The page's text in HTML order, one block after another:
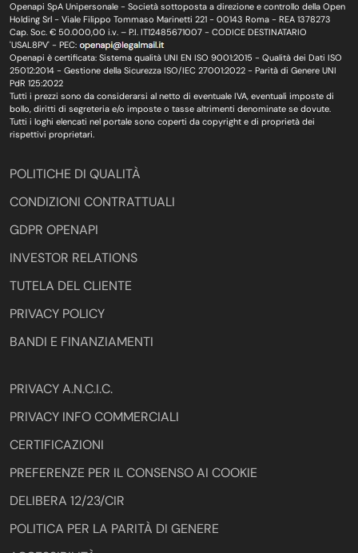
Openapi SpA Unipersonale - Società sottoposta a direzione e controllo della Open
Holding Srl - Viale Filippo Tommaso Marinetti 221 - 00143 Roma - REA 1378273
Cap. Soc. € 50.000,00 i.v. – P.I. IT12485671007 - CODICE DESTINATARIO
'USAL8PV' - PEC:
Openapi è certificata: Sistema qualità UNI EN ISO 9001:2015 - Qualità dei Dati ISO
25012:2014 - Gestione della Sicurezza ISO/IEC 27001:2022 - Parità di Genere UNI
PdR 125:2022
Tutti i prezzi sono da considerarsi al netto di eventuale IVA, eventuali imposte di
bollo, diritti di segreteria e/o imposte o tasse altrimenti denominate se dovute.
Tutti i loghi elencati nel portale sono coperti da copyright e di proprietà dei
rispettivi proprietari.
POLITICHE DI QUALITÀ
CONDIZIONI CONTRATTUALI
GDPR OPENAPI
INVESTOR RELATIONS
TUTELA DEL CLIENTE
PRIVACY POLICY
BANDI E FINANZIAMENTI
PRIVACY A.N.C.I.C.
PRIVACY INFO COMMERCIALI
CERTIFICAZIONI
PREFERENZE PER IL CONSENSO AI COOKIE
DELIBERA 12/23/CIR
POLITICA PER LA PARITÀ DI GENERE